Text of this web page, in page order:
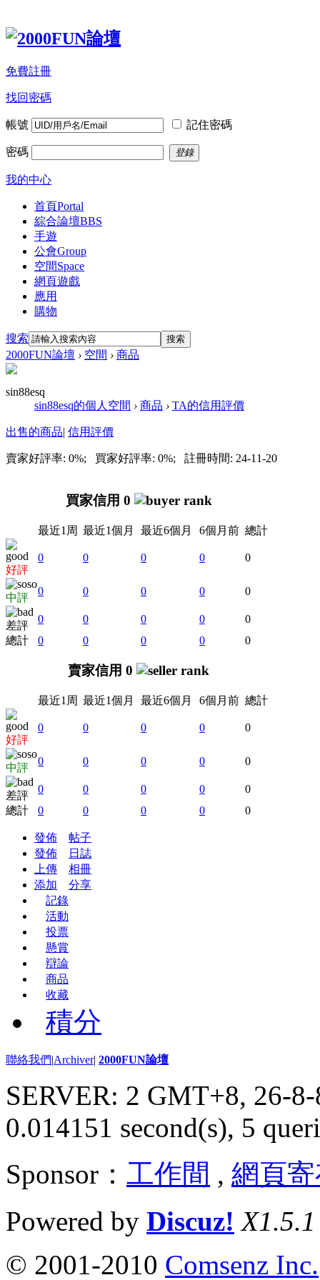
免費註冊
找回密碼
帳號 記住密碼
密碼 登錄
我的中心
首頁Portal
綜合論壇BBS
手遊
公會Group
空間Space
網頁遊戲
應用
購物
搜索 搜索
2000FUN論壇 › 空間 › 商品
sin88esq
sin88esq的個人空間 › 商品 › TA的信用評價
出售的商品| 信用評價
賣家好評率: 0%; 買家好評率: 0%; 註冊時間: 24-11-20
買家信用 0
最近1周 最近1個月 最近6個月 6個月前 總計
好評
0 0 0 0 0
中評
0 0 0 0 0
差評
0 0 0 0
0
總計
0 0 0 0 0
賣家信用 0
最近1周 最近1個月 最近6個月 6個月前 總計
好評
0 0 0 0 0
中評
0 0 0 0 0
差評
0 0 0 0
0
總計
0 0 0 0 0
發佈
帖子
發佈
日誌
上傳
相冊
添加
分享
記錄
活動
投票
懸賞
辯論
商品
收藏
積分
聯絡我們|Archiver| 2000FUN論壇
SERVER: 2 GMT+8, 26-
0.014151 second(s), 5
Sponsor： 工作間 , 網頁
Powered by Discuz! X1.5.1
© 2001-2010 Comsenz Inc.